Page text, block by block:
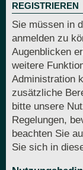
REGISTRIEREN
Sie müssen in
anmelden zu
Augenblicken
weitere
Administration
zusätzliche
bitte unsere
Regelungen,
beachten Sie
Sie sich in